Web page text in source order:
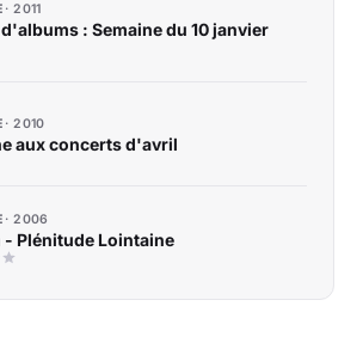
2011
: Semaine du 10 janvier
2010
aux concerts d'avril
2006
- Plénitude Lointaine